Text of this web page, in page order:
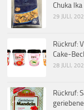
Chuka
29 JULI,
Rückruf:
Cake-
28 JULI,
Rückruf: